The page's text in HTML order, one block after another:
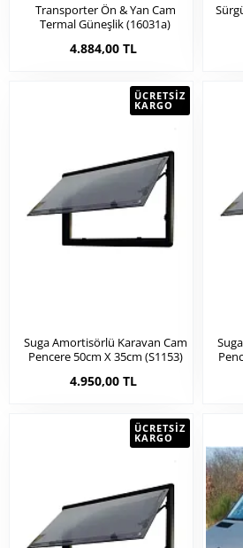
Transporter Ön & Yan Cam
Termal Güneşlik (16031a)
4.884,00 TL
ÜCRETSIZ
KARGO
Suga Amortisörlü Karavan Cam
Pencere 50cm X 35cm (s1153)
4.950,00 TL
ÜCRETSIZ
KARGO